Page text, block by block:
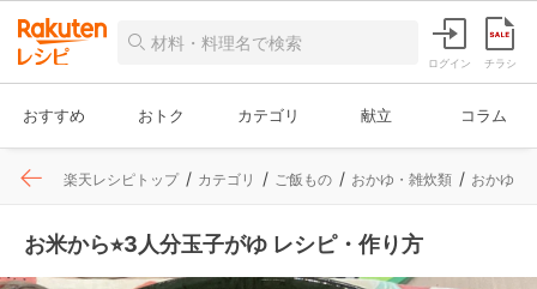
ログイン チラシ
おすすめ おトク カテゴリ 献立 コラム
楽天レシピトップ カテゴリ ご飯もの おかゆ・雑炊類 おかゆ
お米から⭐︎3人分玉子がゆ レシピ・作り方